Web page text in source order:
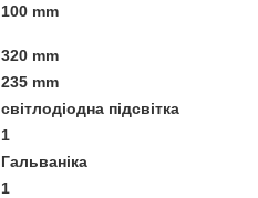
100 mm
320 mm
235 mm
світлодіодна підсвітка
1
Гальваніка
1